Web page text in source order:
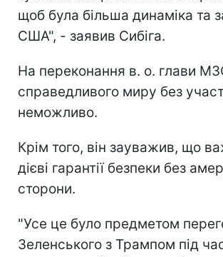
щоб була більша динаміка та
США", - заявив Сибіга.
На переконання в. о. глави
справедливого миру без
неможливо.
Крім того, він зауважив, що
дієві гарантії безпеки без
сторони.
"Усе це було предметом
Зеленського з Трампом під